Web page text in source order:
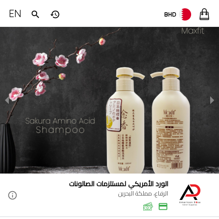
BHD
EN
الورد الأمريكي لمستلزمات الصالونات
الرفاع، مملكة البحرين